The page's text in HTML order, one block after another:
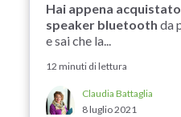
Hai appena
speaker bluetooth da
e sai che la...
12 minuti di lettura
Claudia Battaglia
8 luglio 2021